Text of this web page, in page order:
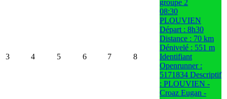
3 4 5 6 7 8
groupe 2
08:30
PLOUVIEN
Départ : 8h30
Distance : 70 km
Dénivelé : 551 m
Identifiant
Openrunner :
5171834 Descriptif
: PLOUVIEN -
Croaz Eugan -